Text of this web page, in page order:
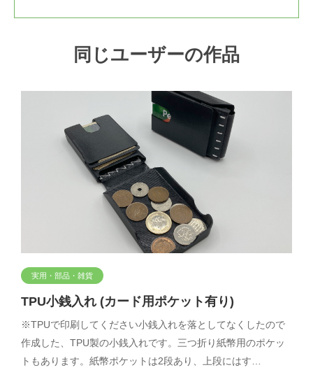
同じユーザーの作品
実用・部品・雑貨
TPU小銭入れ (カード用ポケット有り)
※TPUで印刷してください小銭入れを落としてなくしたので
作成した、TPU製の小銭入れです。三つ折り紙幣用のポケッ
トもあります。紙幣ポケットは2段あり、上段にはす…